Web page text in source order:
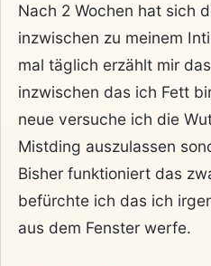
Nach 2 Wochen hat sich
inzwischen zu meinem
mal täglich erzählt mir
inzwischen das ich Fett
neue versuche ich die
Mistding auszulassen
Bisher funktioniert das
befürchte ich das ich
aus dem Fenster werfe.